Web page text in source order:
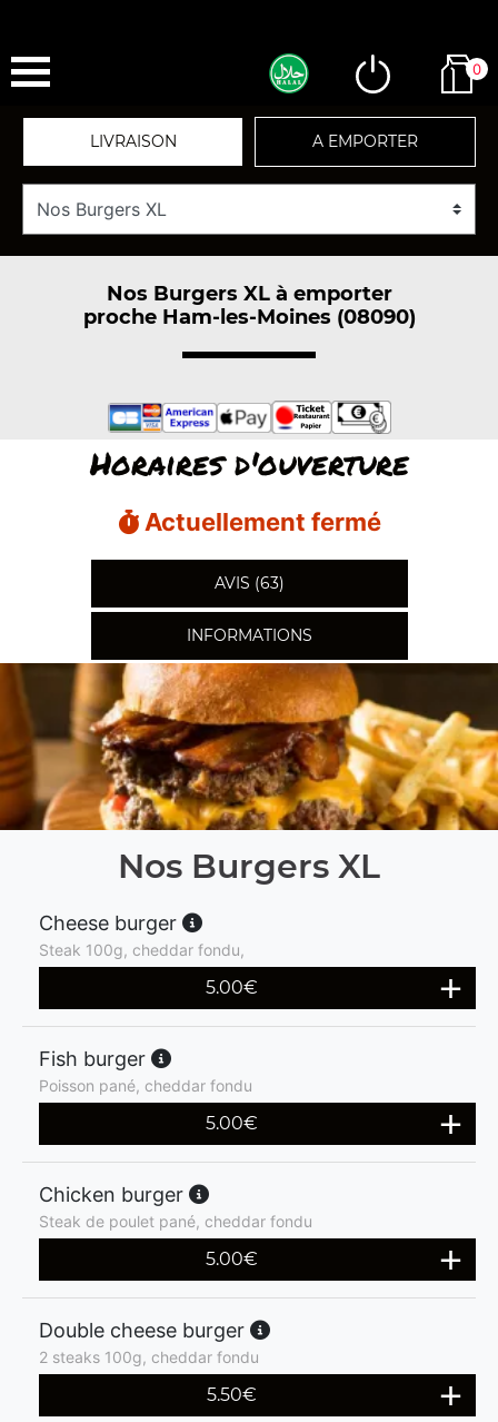
0
LIVRAISON A EMPORTER
Nos Burgers XL à emporter
proche Ham-les-Moines (08090)
Horaires d'ouverture
Actuellement fermé
AVIS (63)
INFORMATIONS
Nos Burgers XL
Cheese burger
Steak 100g, cheddar fondu,
5.00€
Fish burger
Poisson pané, cheddar fondu
5.00€
Chicken burger
Steak de poulet pané, cheddar fondu
5.00€
Double cheese burger
2 steaks 100g, cheddar fondu
5.50€